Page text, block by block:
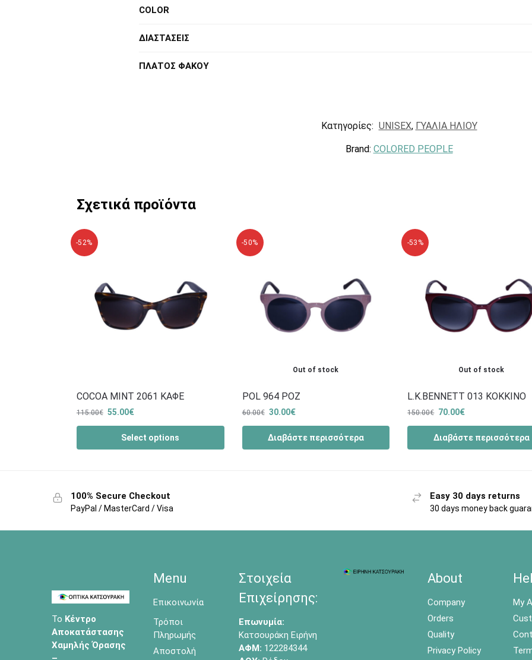
COLOR
ΔΙΑΣΤΑΣΕΙΣ
ΠΛΑΤΟΣ ΦΑΚΟΥ
Κατηγορίες: UNISEX, ΓΥΑΛΙΑ ΗΛΙΟΥ
Brand: COLORED PEOPLE
Σχετικά προϊόντα
-52%
COCOA MINT 2061 ΚΑΦΕ
115.00€ 55.00€
Select options
-50%
Out of stock
POL 964 ΡΟΖ
60.00€ 30.00€
Διαβάστε περισσότερα
-53%
Out of stock
L.K.BENNETT 013 ΚΟΚΚΙΝΟ
150.00€ 70.00€
Διαβάστε περισσότερα
100% Secure Checkout
PayPal / MasterCard / Visa
Easy 30 days returns
30 days money back
Το Κέντρο
Αποκατάστασης
Χαμηλής Όρασης
Menu
Επικοινωνία
Τρόποι
Πληρωμής
Αποστολή
Στοιχεία
Επιχείρησης:
Επωνυμία:
Κατσουράκη Ειρήνη
ΑΦΜ: 122284344
About
Company
Orders
Quality
Privacy Policy
My